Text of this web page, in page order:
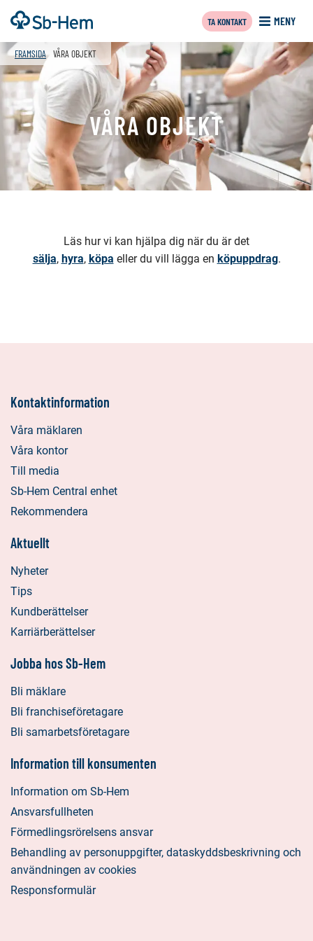
Till
innehållet
Framsida MENY
TA KONTAKT
FRAMSIDA VÅRA OBJEKT f
VÅRA OBJEKT
Läs hur vi kan hjälpa dig när du är det
sälja, hyra, köpa eller du vill lägga en köpuppdrag.
Kontaktinformation
Våra mäklaren
Våra kontor
Till media
Sb-Hem Central enhet
Rekommendera
Aktuellt
Nyheter
Tips
Kundberättelser
Karriärberättelser
Jobba hos Sb-Hem
Bli mäklare
Bli franchiseföretagare
Bli samarbetsföretagare
Information till konsumenten
Information om Sb-Hem
Ansvarsfullheten
Förmedlingsrörelsens ansvar
Behandling av personuppgifter, dataskyddsbeskrivning och
användningen av cookies
Responsformulär